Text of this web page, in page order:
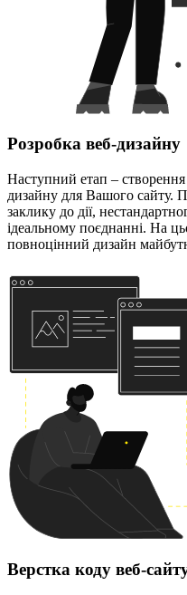
Розробка веб-дизайну
Наступний етап –
дизайну для Вашого сайту.
заклику до дії,
ідеальному поєднанні. На
повноцінний дизайн
Верстка коду веб-